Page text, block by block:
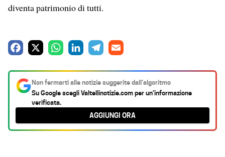
diventa patrimonio di tutti.
c
e
b
o
X
W
t
s
A
k
e
d
e
g
r
a
i
l
Non fermarti alle notizie suggerite dall’algoritmo
Su Google scegliValtellinotizie.comper un’informazione
verificata.
AGGIUNGI ORA